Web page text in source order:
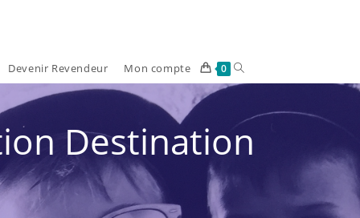
Devenir Revendeur Mon compte 0 Toggle
search
Destination